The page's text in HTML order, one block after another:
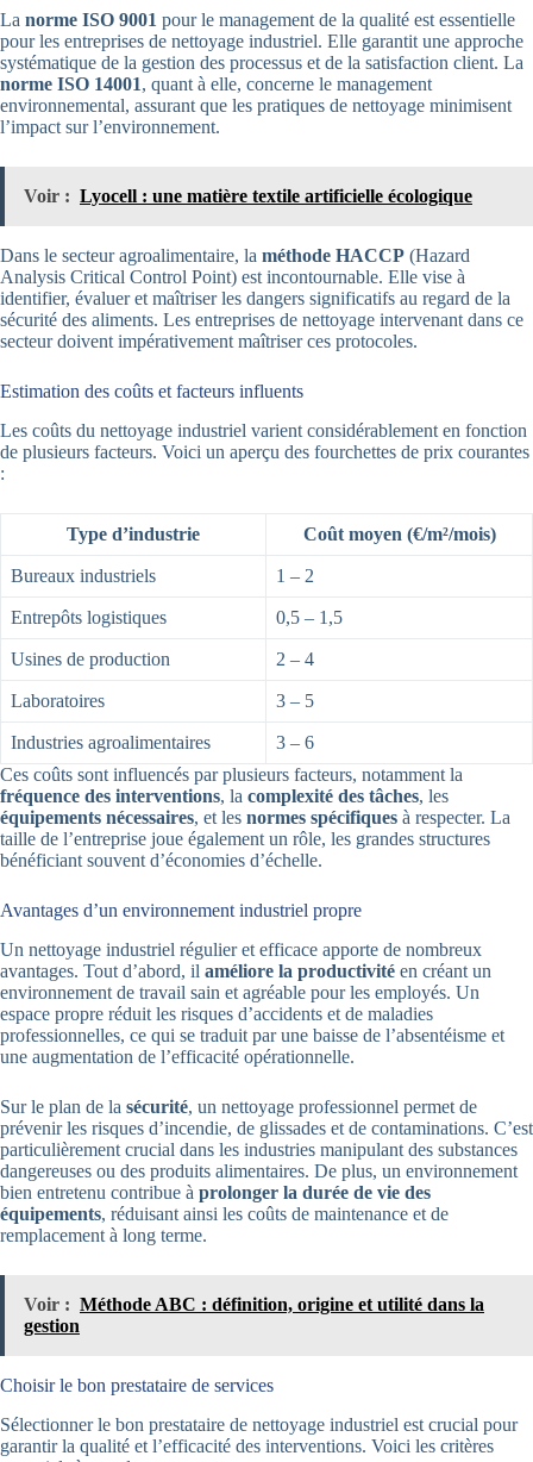
La norme ISO 9001 pour le management de la qualité est essentielle
pour les entreprises de nettoyage industriel. Elle garantit une approche
systématique de la gestion des processus et de la satisfaction client. La
norme ISO 14001, quant à elle, concerne le management
environnemental, assurant que les pratiques de nettoyage minimisent
l’impact sur l’environnement.
Voir : Lyocell : une matière textile artificielle écologique
Dans le secteur agroalimentaire, la méthode HACCP (Hazard
Analysis Critical Control Point) est incontournable. Elle vise à
identifier, évaluer et maîtriser les dangers significatifs au regard de la
sécurité des aliments. Les entreprises de nettoyage intervenant dans ce
secteur doivent impérativement maîtriser ces protocoles.
Estimation des coûts et facteurs influents
Les coûts du nettoyage industriel varient considérablement en fonction
de plusieurs facteurs. Voici un aperçu des fourchettes de prix courantes
:
Type d’industrie Coût moyen (€/m²/mois)
Bureaux industriels 1 – 2
Entrepôts logistiques 0,5 – 1,5
Usines de production 2 – 4
Laboratoires 3 – 5
Industries agroalimentaires
3 – 6
Ces coûts sont influencés par plusieurs facteurs, notamment la
fréquence des interventions, la complexité des tâches, les
équipements nécessaires, et les normes spécifiques à respecter. La
taille de l’entreprise joue également un rôle, les grandes structures
bénéficiant souvent d’économies d’échelle.
Avantages d’un environnement industriel propre
Un nettoyage industriel régulier et efficace apporte de nombreux
avantages. Tout d’abord, il améliore la productivité en créant un
environnement de travail sain et agréable pour les employés. Un
espace propre réduit les risques d’accidents et de maladies
professionnelles, ce qui se traduit par une baisse de l’absentéisme et
une augmentation de l’efficacité opérationnelle.
Sur le plan de la sécurité, un nettoyage professionnel permet de
prévenir les risques d’incendie, de glissades et de contaminations. C’est
particulièrement crucial dans les industries manipulant des substances
dangereuses ou des produits alimentaires. De plus, un environnement
bien entretenu contribue à prolonger la durée de vie des
équipements, réduisant ainsi les coûts de maintenance et de
remplacement à long terme.
Voir : Méthode ABC : définition, origine et utilité dans la
gestion
Choisir le bon prestataire de services
Sélectionner le bon prestataire de nettoyage industriel est crucial pour
garantir la qualité et l’efficacité des interventions. Voici les critères